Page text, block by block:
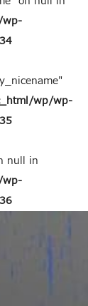
wp-
34
wp/wp-
35
null in
wp-
36